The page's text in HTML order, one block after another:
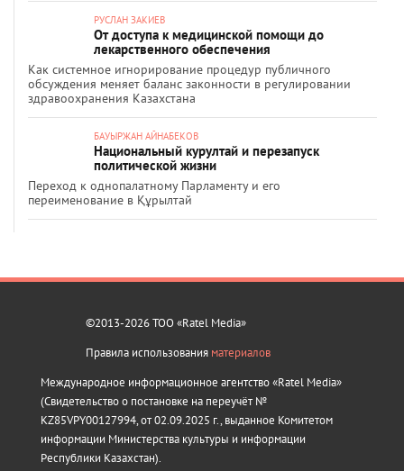
РУСЛАН ЗАКИЕВ
От доступа к медицинской помощи до
лекарственного обеспечения
Как системное игнорирование процедур публичного
обсуждения меняет баланс законности в регулировании
здравоохранения Казахстана
БАУЫРЖАН АЙНАБЕКОВ
Национальный курултай и перезапуск
политической жизни
Переход к однопалатному Парламенту и его
переименование в Құрылтай
©2013-2026 ТОО «Ratel Media»
Правила использования материалов
Международное информационное агентство «Ratel Media»
(Свидетельство о постановке на переучёт №
KZ85VPY00127994, от 02.09.2025 г., выданное Комитетом
информации Министерства культуры и информации
Республики Казахстан).